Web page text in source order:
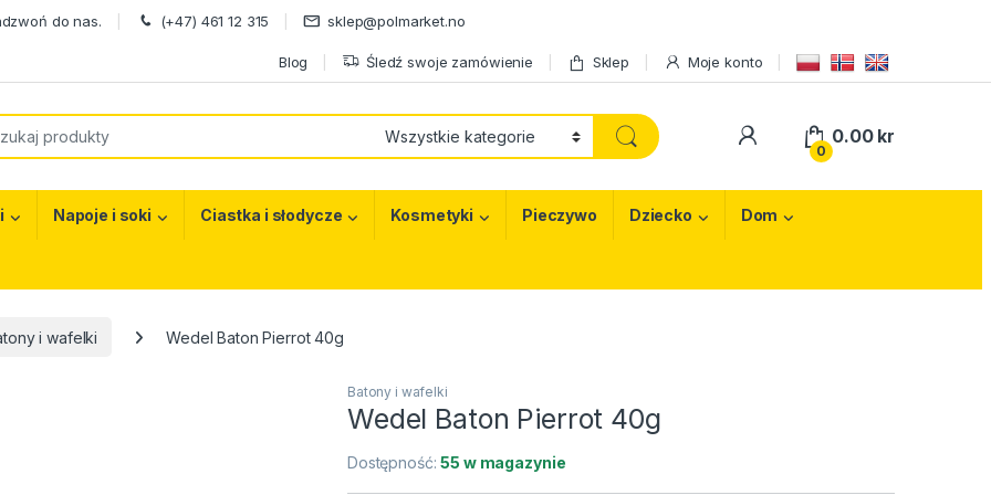
do nas. (+47) 461 12 315 sklep@polmarket.no
Blog Śledź swoje zamówienie Sklep Moje konto
My Account
0
0.00 kr
Napoje i soki Ciastka i słodycze Kosmetyki Pieczywo Dziecko Dom
i wafelki Wedel Baton Pierrot 40g
Batony i wafelki
Wedel Baton Pierrot 40g
Dostępność:55 w magazynie